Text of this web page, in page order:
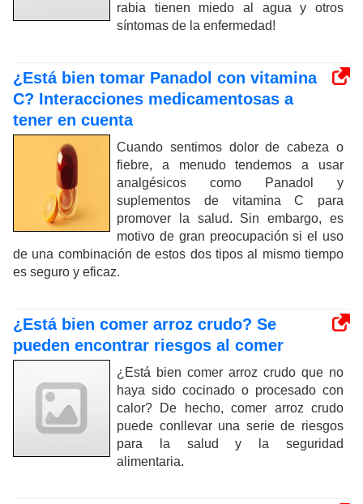
rabia tienen miedo al agua y otros
síntomas de la enfermedad!
¿Está bien tomar Panadol con vitamina
C? Interacciones medicamentosas a
tener en cuenta
Cuando sentimos dolor de cabeza o
fiebre, a menudo tendemos a usar
analgésicos como Panadol y
suplementos de vitamina C para
promover la salud. Sin embargo, es
motivo de gran preocupación si el uso
de una combinación de estos dos tipos al mismo tiempo
es seguro y eficaz.
¿Está bien comer arroz crudo? Se
pueden encontrar riesgos al comer
¿Está bien comer arroz crudo que no
haya sido cocinado o procesado con
calor? De hecho, comer arroz crudo
puede conllevar una serie de riesgos
para la salud y la seguridad
alimentaria.